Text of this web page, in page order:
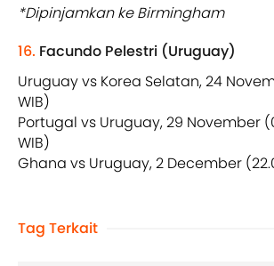
*Dipinjamkan ke Birmingham
16. Facundo Pelestri (Uruguay)
Uruguay vs Korea Selatan, 24
WIB)
Portugal vs Uruguay, 29 November
WIB)
Ghana vs Uruguay, 2 December
Tag Terkait